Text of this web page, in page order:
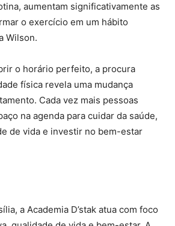
aumentam significativamente as
o exercício em um hábito
Wilson.
o horário perfeito, a procura
física revela uma mudança
Cada vez mais pessoas
na agenda para cuidar da saúde,
de vida e investir no bem-estar
a Academia D’stak atua com foco